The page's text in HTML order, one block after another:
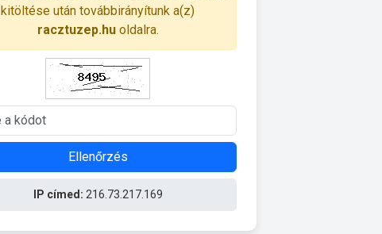
kitöltése után továbbirányítunk a(z)
racztuzep.huoldalra.
Ellenőrzés
IP címed: 216.73.217.169